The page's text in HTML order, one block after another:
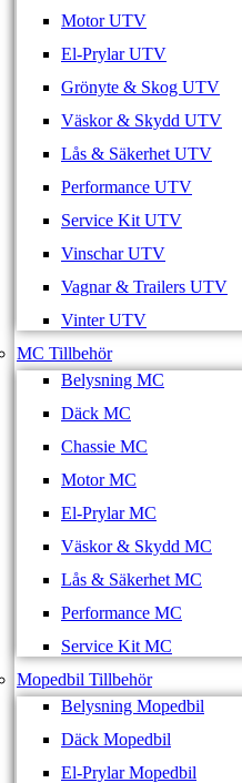
Motor UTV
El-Prylar UTV
Grönyte & Skog UTV
Väskor & Skydd UTV
Lås & Säkerhet UTV
Performance UTV
Service Kit UTV
Vinschar UTV
Vagnar & Trailers UTV
Vinter UTV
MC Tillbehör
Belysning MC
Däck MC
Chassie MC
Motor MC
El-Prylar MC
Väskor & Skydd MC
Lås & Säkerhet MC
Performance MC
Service Kit MC
Mopedbil Tillbehör
Belysning Mopedbil
Däck Mopedbil
El-Prylar Mopedbil